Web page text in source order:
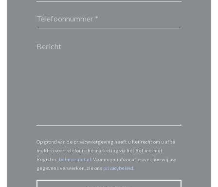
Op grond van de privacywetgeving heeft u het recht om u af te
melden voor telefonische marketing via het Bel-me-niet
Register: bel-me-niet.nl . Voor meer informatie over hoe wij uw
gegevens verwerken, zie ons privacybeleid